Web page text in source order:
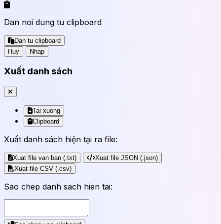
Dan noi dung tu clipboard
Dan tu clipboard
Huy
Nhap
Xuất danh sách
Tai xuong
Clipboard
Xuất danh sách hiện tại ra file:
Xuat file van ban (.txt)
Xuat file JSON (.json)
Xuat file CSV (.csv)
Sao chep danh sach hien tai: